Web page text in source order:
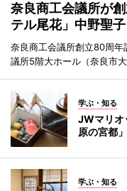
奈良商工会議所が
テル尾花」中野聖
奈良商工会議所創立80周
議所5階大ホール（奈良市
学ぶ・知る
JWマリオ
原の宮都
学ぶ・知る